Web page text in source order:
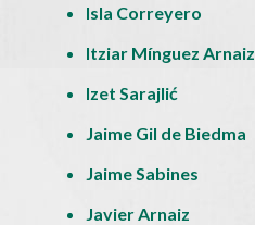
Isla Correyero
Itziar Mínguez Arnaiz
Izet Sarajlić
Jaime Gil de Biedma
Jaime Sabines
Javier Arnaiz